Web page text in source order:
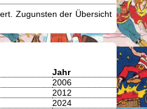
Zugunsten der Übersicht
Jahr
2006
2012
2024